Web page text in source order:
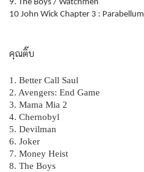
9. The Boys / Watchmen
10 John Wick Chapter 3 : Parabellum
คุณติ๊บ
1. Better Call Saul
2. Avengers: End Game
3. Mama Mia 2
4. Chernobyl
5. Devilman
6. Joker
7. Money Heist
8. The Boys